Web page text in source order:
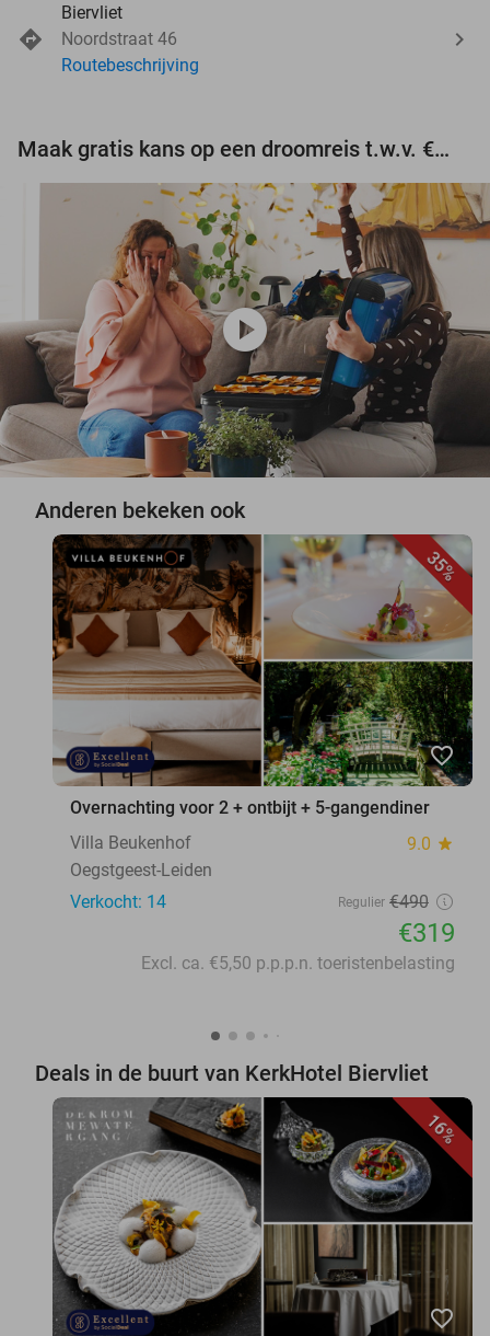
Biervliet
Noordstraat 46
Routebeschrijving
Maak gratis kans op een droomreis t.w.v. €3.000!
play_circle
Anderen bekeken ook
35%
favorite_border
Overnachting voor 2 + ontbijt + 5-gangendiner
Villa Beukenhof
9.0 star
Oegstgeest-Leiden
Verkocht: 14
Regulier €490
€319
Excl. ca. €5,50 p.p.p.n. toeristenbelasting
Deals in de buurt van KerkHotel Biervliet
16%
favorite_border